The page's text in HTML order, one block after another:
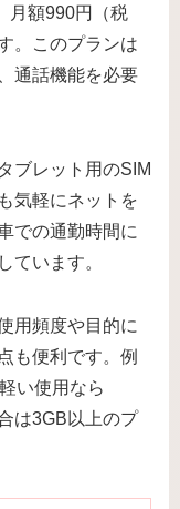
月額990円（税
。このプランは
通話機能を必要
ブレット用のSIM
気軽にネットを
での通勤時間に
ています。
用頻度や目的に
も便利です。例
い使用なら
は3GB以上のプ